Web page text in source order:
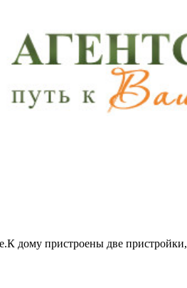
дому пристроены две